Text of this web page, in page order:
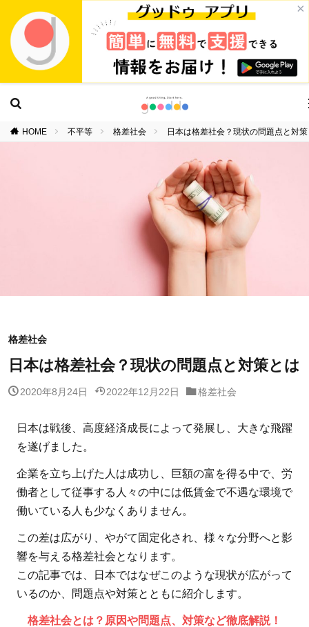
×
HOME 不平等 格差社会 日本は格差社会？現状の問題点と対
格差社会
日本は格差社会？現状の問題点と対策とは
2020年8月24日 2022年12月22日 格差社会
日本は戦後、高度経済成長によって発展し、大きな飛躍
を遂げました。
企業を立ち上げた人は成功し、巨額の富を得る中で、労
働者として従事する人々の中には低賃金で不遇な環境で
働いている人も少なくありません。
この差は広がり、やがて固定化され、様々な分野へと影
響を与える格差社会となります。
この記事では、日本ではなぜこのような現状が広がって
いるのか、問題点や対策とともに紹介します。
格差社会とは？原因や問題点、対策など徹底解説！